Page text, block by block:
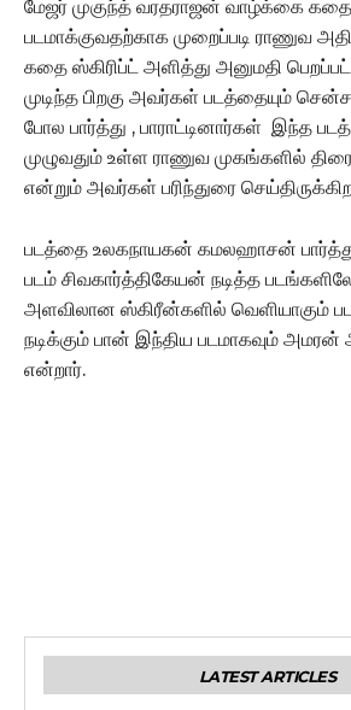
மேஜர் முகுந்த் வரதராஜன் வாழ்க்கை
படமாக்குவதற்காக முறைப்படி ராணுவ
கதை ஸ்கிரிப்ட் அளித்து அனுமதி
முடிந்த பிறகு அவர்கள் படத்தையும்
போல பார்த்து , பாராட்டினார்கள் இந்த
முழுவதும் உள்ள ராணுவ முகங்களில்
என்றும் அவர்கள் பரிந்துரை
படத்தை உலகநாயகன் கமலஹாசன் பார்த்து
படம் சிவகார்த்திகேயன் நடித்த
அளவிலான ஸ்கிரீன்களில் வெளியாகும்
நடிக்கும் பான் இந்திய படமாகவும் அமரன்
என்றார்.
LATEST ARTICLES